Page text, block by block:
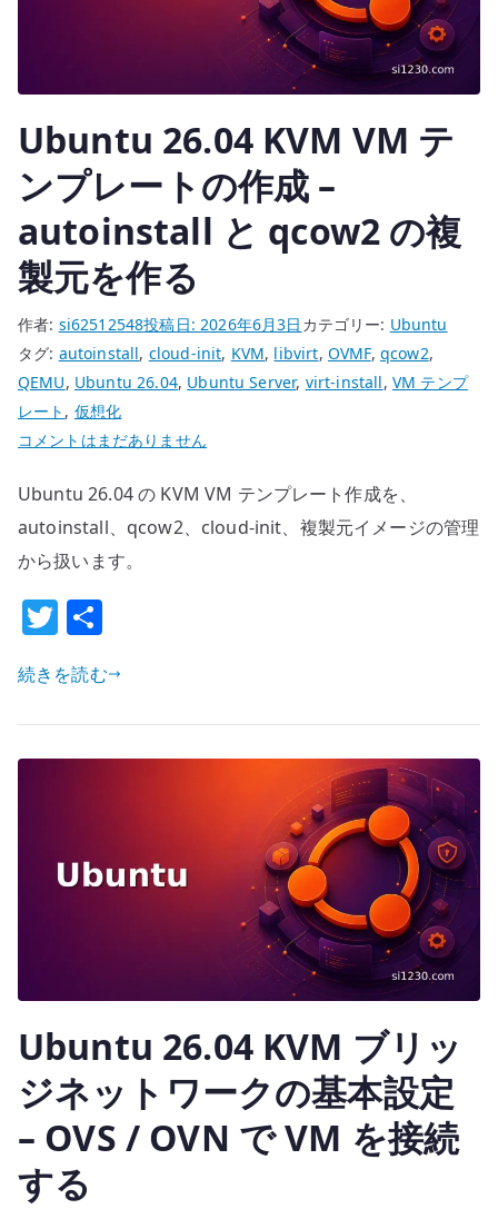
す
る
へ
の
Ubuntu 26.04 KVM VM テ
ンプレートの作成 –
autoinstall と qcow2 の複
製元を作る
作者: si62512548投稿日: 2026年6月3日 カテゴリー: Ubuntu
タグ: autoinstall, cloud-init, KVM, libvirt, OVMF, qcow2,
QEMU, Ubuntu 26.04, Ubuntu Server, virt-install, VM テンプ
レート , 仮想化
Ubuntu
KVM
VM
テ
プ
レ
ー
の
作
る
コメントはまだありません
Ubuntu 26.04 の KVM VM テンプレート作成を、
autoinstall、qcow2、cloud-init、複製元イメージの管理
から扱います。
T
w
it
te
r
続きを読む
Ubuntu 26.04 KVM ブリッ
ジネットワークの基本設定
– OVS / OVN で VM を接続
する